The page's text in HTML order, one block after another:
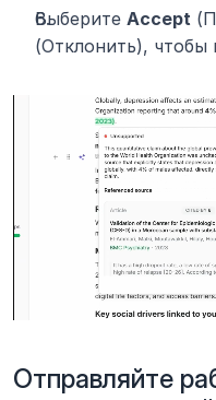
Выберите Accept
(Отклонить), чтобы
Отправляйте